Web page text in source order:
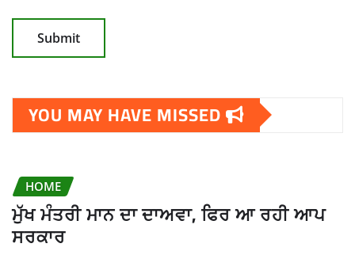
YOU MAY HAVE MISSED
HOME
ਮੁੱਖ ਮੰਤਰੀ ਮਾਨ ਦਾ ਦਾਅਵਾ, ਫਿਰ ਆ ਰਹੀ ਆਪ
ਸਰਕਾਰ